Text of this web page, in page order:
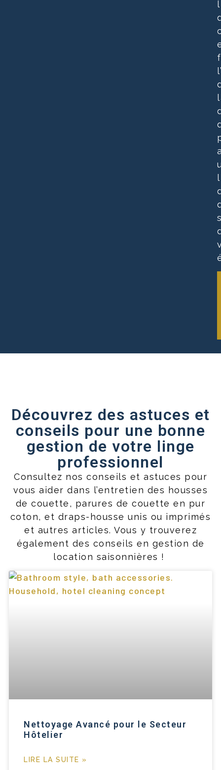
Découvrez des astuces et
conseils pour une bonne
gestion de votre linge
professionnel
Consultez nos conseils et astuces pour
vous aider dans l’entretien des housses
de couette, parures de couette en pur
coton, et draps-housse unis ou imprimés
et autres articles. Vous y trouverez
également des conseils en gestion de
location saisonnières !
Nettoyage Avancé pour le Secteur
Hôtelier
LIRE LA SUITE »